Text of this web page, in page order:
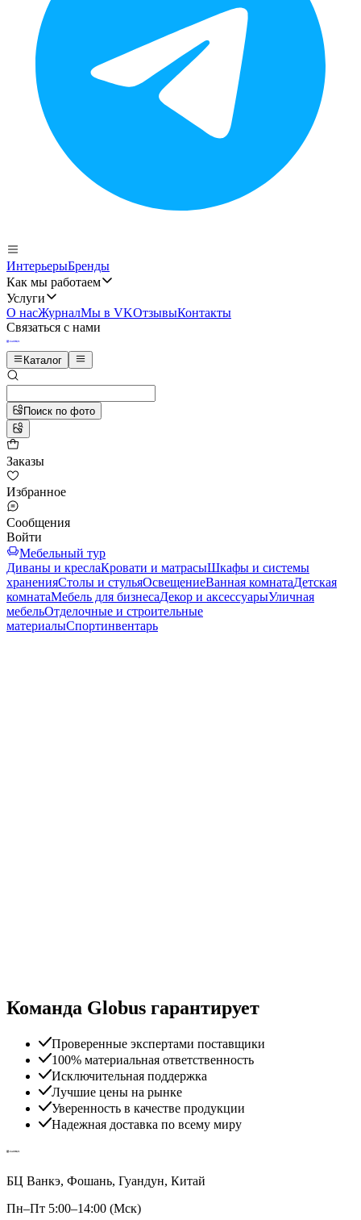
ИнтерьерыБренды
Как мы работаем
Услуги
О насЖурналМы в VKОтзывыКонтакты
Связаться с нами
Каталог
Поиск по фото
Заказы
Избранное
Сообщения
Войти
Мебельный тур
Диваны и креслаКровати и матрасыШкафы и системы
храненияСтолы и стульяОсвещениеВанная комнатаДетская
комнатаМебель для бизнесаДекор и аксессуарыУличная
мебельОтделочные и строительные
материалыСпортинвентарь
Команда Globus гарантирует
Проверенные экспертами поставщики
100% материальная ответственность
Исключительная поддержка
Лучшие цены на рынке
Уверенность в качестве продукции
Надежная доставка по всему миру
БЦ Ванкэ, Фошань, Гуандун, Китай
Пн–Пт 5:00–14:00 (Мск)